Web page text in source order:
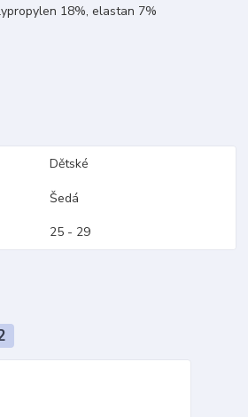
18%, elastan 7%
Dětské
Šedá
25 - 29